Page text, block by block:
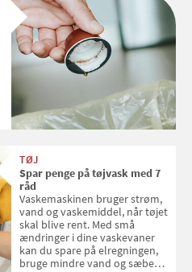
TØJ
Spar penge på tøjvask med 7
råd
Vaskemaskinen bruger strøm,
vand og vaskemiddel, når tøjet
skal blive rent. Med små
ændringer i dine vaskevaner
kan du spare på elregningen,
bruge mindre vand og sæbe